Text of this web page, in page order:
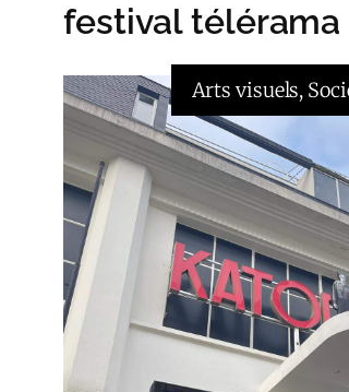
festival télérama
Arts visuels,